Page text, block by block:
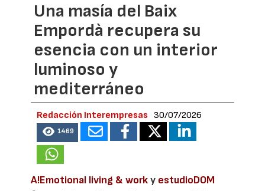
Una masía del Baix
Empordà recupera su
esencia con un interior
luminoso y
mediterráneo
Redacción Interempresas 30/07/2026
1469
A!Emotional living & worky estudioDOM